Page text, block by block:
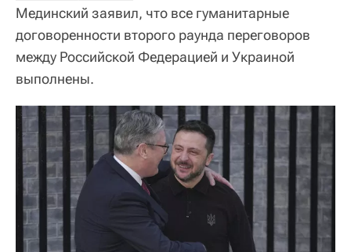
Мединский заявил, что все гуманитарные
договоренности второго раунда переговоров
между Российской Федерацией и Украиной
выполнены.